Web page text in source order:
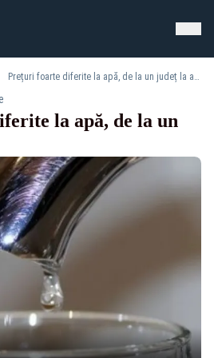
Prețuri foarte diferite la apă, de la un județ la altul
la apă, de la un